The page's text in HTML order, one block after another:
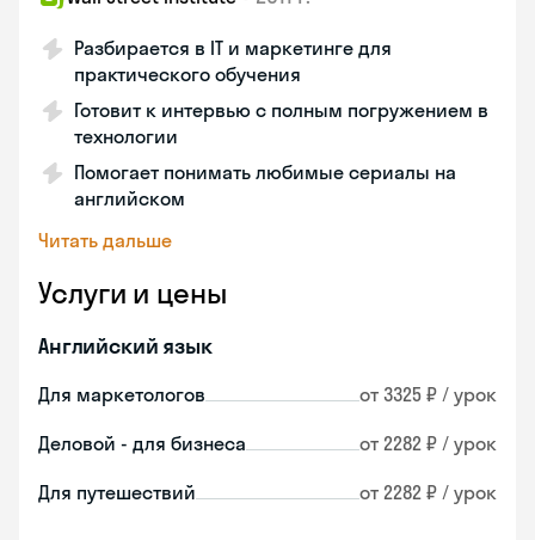
Разбирается в IT и маркетинге для
практического обучения
Готовит к интервью с полным погружением в
технологии
Помогает понимать любимые сериалы на
английском
Читать дальше
Услуги и цены
Английский язык
Для маркетологов от 3325 ₽ / урок
Деловой - для бизнеса от 2282 ₽ / урок
Для путешествий от 2282 ₽ / урок